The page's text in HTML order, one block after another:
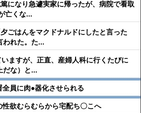
篤になり急遽実家に帰ったが、病院で看取
亡くな...
夕ごはんをマクドナルドにしたと言った
われた。た...
ますが、正直、産婦人科に行くたびに
だな）と...
員に肉●︎器化させられる
性欲むらむらから宅配ち〇こへ